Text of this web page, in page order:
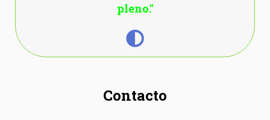
pleno."
Contacto